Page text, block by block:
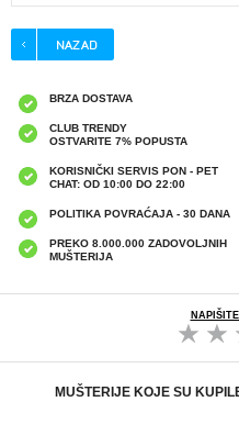
BRZA DOSTAVA
CLUB TRENDY
OSTVARITE 7% POPUSTA
KORISNIČKI SERVIS PON - PET
CHAT: OD 10:00 DO 22:00
POLITIKA POVRAĆAJA - 30 DANA
PREKO 8.000.000 ZADOVOLJNIH
MUŠTERIJA
MUŠTERIJE KOJE SU